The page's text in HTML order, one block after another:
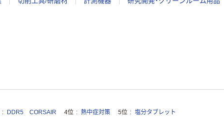
DDR5 CORSAIR 4位 熱中症対策 5位 塩分タブレット